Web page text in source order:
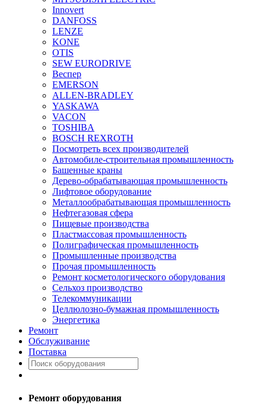
Innovert
DANFOSS
LENZE
KONE
OTIS
SEW EURODRIVE
Веспер
EMERSON
ALLEN-BRADLEY
YASKAWA
VACON
TOSHIBA
BOSCH REXROTH
Посмотреть всех производителей
Автомобиле-строительная промышленность
Башенные краны
Дерево-обрабатывающая промышленность
Лифтовое оборудование
Металлообрабатывающая промышленность
Нефтегазовая сфера
Пищевые производства
Пластмассовая промышленность
Полиграфическая промышленность
Промышленные производства
Прочая промышленность
Ремонт косметологического оборудования
Сельхоз производство
Телекоммуникации
Целлюлозно-бумажная промышленность
Энергетика
Ремонт
Обслуживание
Поставка
Ремонт оборудования